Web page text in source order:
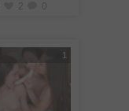
2
1